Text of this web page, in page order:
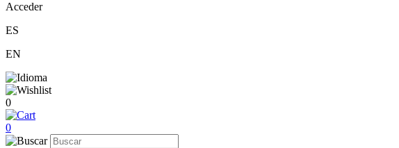
Acceder
ES
EN
0
0